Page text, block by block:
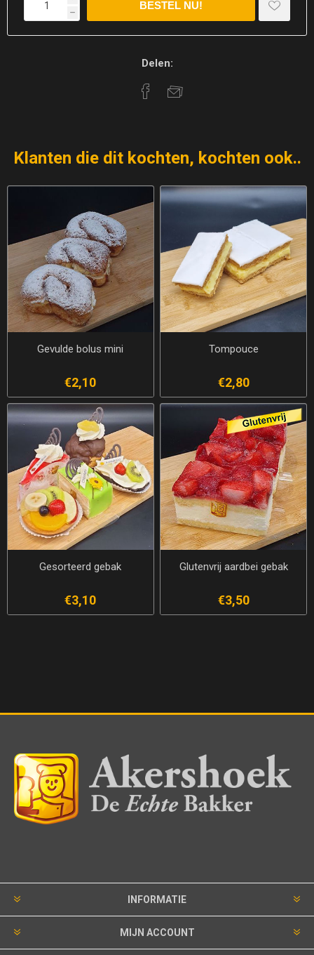
h
Delen:
Klanten die dit kochten, kochten ook..
Gevulde bolus mini
€2,10
Tompouce
€2,80
Gesorteerd gebak
€3,10
Glutenvrij aardbei gebak
€3,50
INFORMATIE
MIJN ACCOUNT